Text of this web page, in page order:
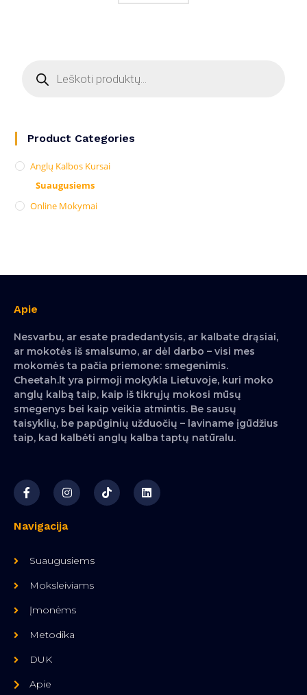
Product Categories
Anglų Kalbos Kursai
Suaugusiems
Online Mokymai
Apie
Nesvarbu, ar esate pradedantysis, ar kalbate drąsiai,
ar mokotės iš smalsumo, ar dėl darbo – visi mes
mokomės ta pačia priemone: smegenimis.
Cheetah.lt yra pirmoji mokykla Lietuvoje, kuri moko
anglų kalbą taip, kaip iš tikrųjų mokosi mūsų
smegenys bei kaip veikia atmintis. Be sausų
taisyklių, be papūginių užduočių – laviname įgūdžius
taip, kad kalbėti anglų kalba taptų natūralu.
Navigacija
Suaugusiems
Moksleiviams
Įmonėms
Metodika
DUK
Apie